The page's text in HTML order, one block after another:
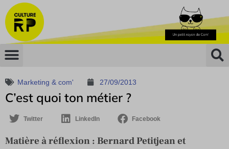
Marketing & com' 27/09/2013
C’est quoi ton métier ?
Twitter LinkedIn Facebook
Matière à réflexion : Bernard Petitjean et